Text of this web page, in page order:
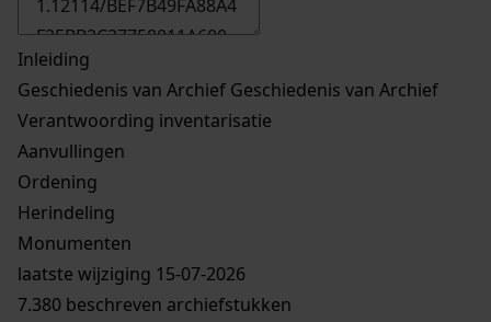
Inleiding
Geschiedenis van Archief Geschiedenis van Archief
Verantwoording inventarisatie
Aanvullingen
Ordening
Herindeling
Monumenten
laatste wijziging 15-07-2026
7.380 beschreven archiefstukken